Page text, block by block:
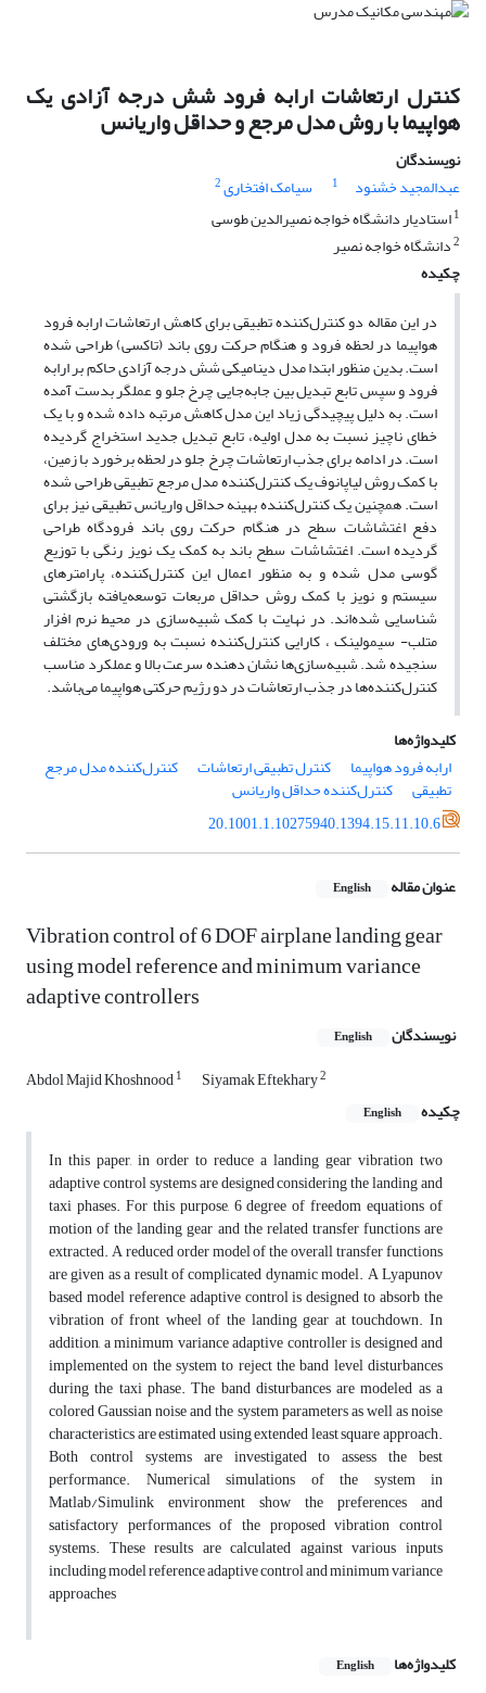
کنترل ارتعاشات ارابه فرود شش درجه آزادی یک
هواپیما با روش مدل مرجع و حداقل واریانس
نویسندگان
عبدالمجید خشنود
1 سیامک افتخاری2
1استادیار دانشگاه خواجه نصیرالدین طوسی
2دانشگاه خواجه نصیر
چکیده
در این مقاله دو کنترل‌کننده تطبیقی برای کاهش ارتعاشات ارابه فرود
هواپیما در لحظه فرود و هنگام حرکت روی باند (تاکسی) طراحی شده
است. بدین منظور ابتدا مدل دینامیکی شش درجه آزادی حاکم بر ارابه
فرود و سپس تابع تبدیل بین جابه‌جایی چرخ جلو و عملگر بدست آمده
است. به دلیل پیچیدگی زیاد این مدل کاهش مرتبه داده شده و با یک
خطای ناچیز نسبت به مدل اولیه، تابع تبدیل جدید استخراج گردیده
است. در ادامه برای جذب ارتعاشات چرخ جلو در لحظه برخورد با زمین،
با کمک روش لیاپانوف یک کنترل‌کننده مدل مرجع تطبیقی طراحی شده
است. همچنین یک کنترل‌کننده بهینه حداقل واریانس تطبیقی نیز برای
دفع اغتشاشات سطح در هنگام حرکت روی باند فرودگاه طراحی
گردیده است. اغتشاشات سطح باند به کمک یک نویز رنگی با توزیع
گوسی مدل شده و به منظور اعمال این کنترل‌کننده، پارامترهای
سیستم و نویز با کمک روش حداقل مربعات توسعه‌یافته بازگشتی
شناسایی شده‌اند. در نهایت با کمک شبیه‌سازی در محیط نرم افزار
متلب- سیمولینک ، کارایی کنترل‌کننده نسبت به ورودی‌های مختلف
سنجیده شد. شبیه‌سازی‌ها نشان دهنده سرعت بالا و عملکرد مناسب
کنترل‌کننده‌ها در جذب ارتعاشات در دو رژیم حرکتی هواپیما می‌باشد.
کلیدواژه‌ها
ارابه فرود هواپیما
کنترل تطبیقی ارتعاشات کنترل‌کننده مدل مرجع
تطبیقی
کنترل‌کننده حداقل واریانس
20.1001.1.10275940.1394.15.11.10.6
عنوان مقاله English
Vibration control of 6 DOF airplane landing gear
using model reference and minimum variance
adaptive controllers
نویسندگان English
Abdol Majid Khoshnood1 Siyamak Eftekhary2
چکیده English
In this paper, in order to reduce a landing gear vibration two
adaptive control systems are designed considering the landing and
taxi phases. For this purpose, 6 degree of freedom equations of
motion of the landing gear and the related transfer functions are
extracted. A reduced order model of the overall transfer functions
are given as a result of complicated dynamic model. A Lyapunov
based model reference adaptive control is designed to absorb the
vibration of front wheel of the landing gear at touchdown. In
addition, a minimum variance adaptive controller is designed and
implemented on the system to reject the band level disturbances
during the taxi phase. The band disturbances are modeled as a
colored Gaussian noise and the system parameters as well as noise
characteristics are estimated using extended least square approach.
Both control systems are investigated to assess the best
performance. Numerical simulations of the system in
Matlab/Simulink environment show the preferences and
satisfactory performances of the proposed vibration control
systems. These results are calculated against various inputs
including model reference adaptive control and minimum variance
approaches
کلیدواژه‌ها English